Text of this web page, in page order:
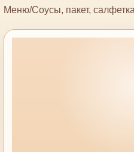
Меню/Соусы, пакет, салфетка